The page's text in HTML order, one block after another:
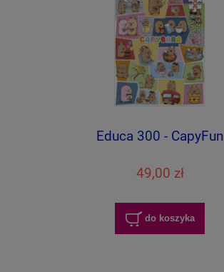
Educa 300 - CapyFun
49,00 zł
do koszyka